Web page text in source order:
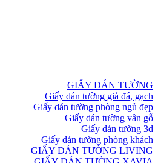
GIẤY DÁN TƯỜNG
Giấy dán tường giả đá, gạch
Giấy dán tường phòng ngủ đẹp
Giấy dán tường vân gỗ
Giấy dán tường 3d
Giấy dán tường phòng khách
GIẤY DÁN TƯỜNG LIVING